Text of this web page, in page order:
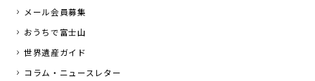
メール会員募集
おうちで富士山
世界遺産ガイド
コラム・ニュースレター